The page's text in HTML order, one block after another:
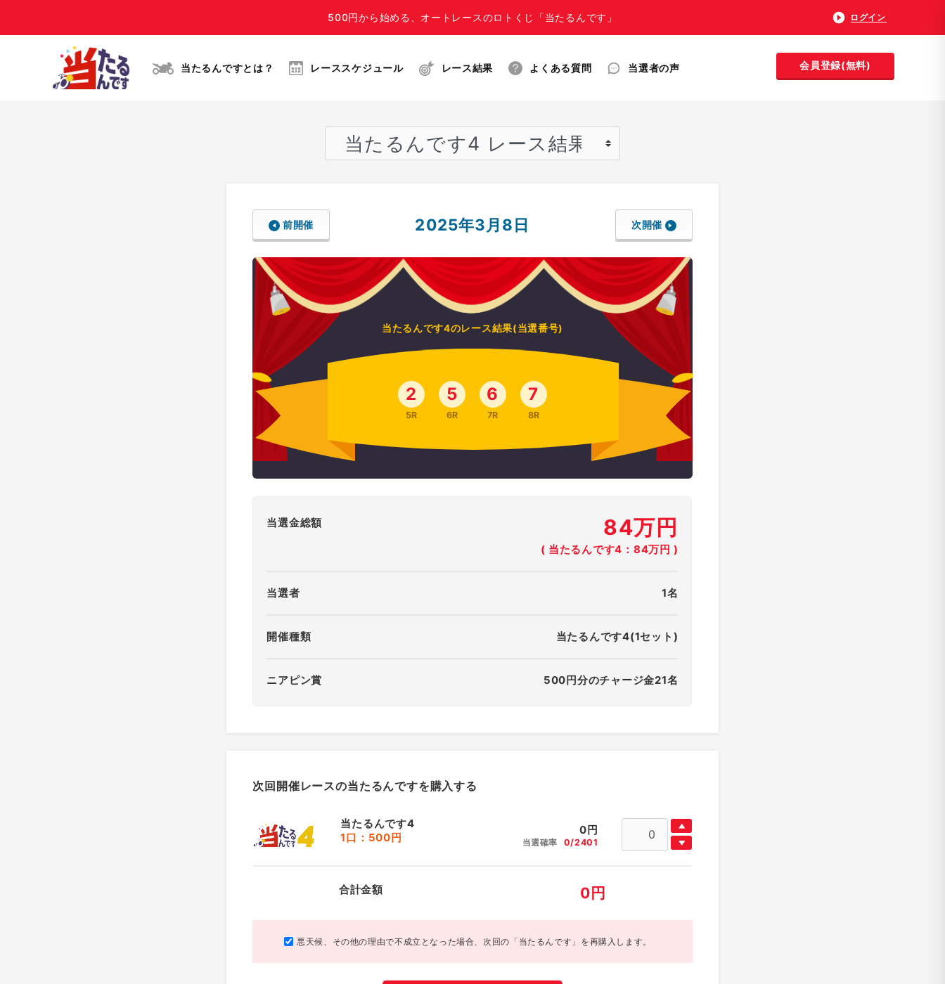
500円から始める、オートレースのロトくじ「当たるんです」 ログイン
当たるんですとは？ レーススケジュール レース結果 よくある質問 当選者の声 会員登録(無料)
前開催 2025年3月8日 次開催
当たるんです4のレース結果(当選番号)
2
5R
5
6R
6
7R
7
8R
当選金総額 84万円
( 当たるんです4：84万円 )
当選者 1名
開催種類 当たるんです4(1セット)
ニアピン賞 500円分のチャージ金21名
次回開催レースの当たるんですを購入する
当たるんです4
1口：500円
0円
当選確率 0/2401
合計金額 0 円
悪天候、その他の理由で不成立となった場合、次回の「当たるんです」を再購入します。